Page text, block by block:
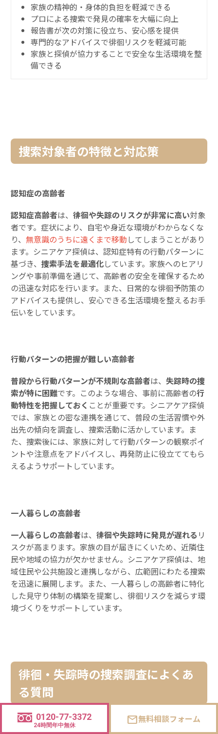
家族の精神的・身体的負担を軽減できる
プロによる捜索で発見の確率を大幅に向上
報告書が次の対策に役立ち、安心感を提供
専門的なアドバイスで徘徊リスクを軽減可能
家族と探偵が協力することで安全な生活環境を整
備できる
捜索対象者の特徴と対応策
認知症の高齢者
認知症高齢者は、徘徊や失踪のリスクが非常に高い対象
者です。症状により、自宅や身近な環境がわからなくな
り、無意識のうちに遠くまで移動 してしまうことがあり
ます。シニアケア探偵は、認知症特有の行動パターンに
基づき、捜索手法を最適化しています。家族へのヒアリ
ングや事前準備を通じて、高齢者の安全を確保するため
の迅速な対応を行います。また、日常的な徘徊予防策の
アドバイスも提供し、安心できる生活環境を整えるお手
伝いをしています。
行動パターンの把握が難しい高齢者
普段から行動パターンが不規則な高齢者は、失踪時の捜
索が特に困難です。このような場合、事前に高齢者の行
動特性を把握しておく ことが重要です。シニアケア探偵
では、家族との密な連携を通じて、普段の生活習慣や外
出先の傾向を調査し、捜索活動に活かしています。ま
た、捜索後には、家族に対して行動パターンの観察ポイ
ントや注意点をアドバイスし、再発防止に役立ててもら
えるようサポートしています。
一人暮らしの高齢者
一人暮らしの高齢者は、徘徊や失踪時に発見が遅れる リ
スクが高まります。家族の目が届きにくいため、近隣住
民や地域の協力が欠かせません。シニアケア探偵は、地
域住民や公共施設と連携しながら、広範囲にわたる捜索
を迅速に展開します。また、一人暮らしの高齢者に特化
した見守り体制の構築を提案し、徘徊リスクを減らす環
境づくりをサポートしています。
徘徊・失踪時の捜索調査によくあ
る質問
0120-77-3372
24時間年中無休 mail無料相談フォーム